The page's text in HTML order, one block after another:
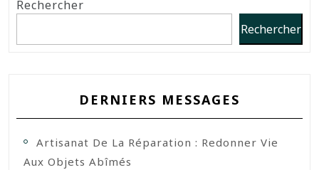
Rechercher
Rechercher
DERNIERS MESSAGES
Artisanat De La Réparation : Redonner Vie
Aux Objets Abîmés